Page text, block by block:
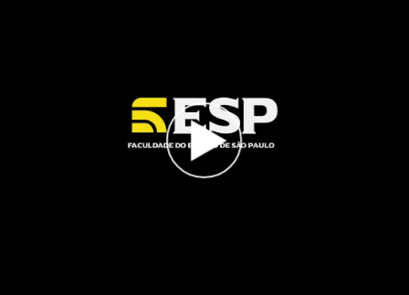
4 cursos disponíveis